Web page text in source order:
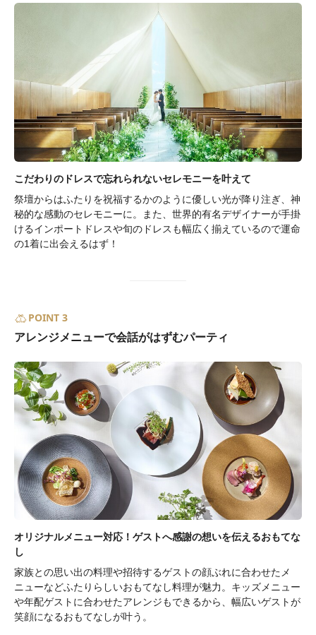
こだわりのドレスで忘れられないセレモニーを叶えて
祭壇からはふたりを祝福するかのように優しい光が降り注ぎ、神
秘的な感動のセレモニーに。また、世界的有名デザイナーが手掛
けるインポートドレスや旬のドレスも幅広く揃えているので運命
の1着に出会えるはず！
POINT 3
アレンジメニューで会話がはずむパーティ
オリジナルメニュー対応！ゲストへ感謝の想いを伝えるおもてな
し
家族との思い出の料理や招待するゲストの顔ぶれに合わせたメ
ニューなどふたりらしいおもてなし料理が魅力。キッズメニュー
や年配ゲストに合わせたアレンジもできるから、幅広いゲストが
笑顔になるおもてなしが叶う。